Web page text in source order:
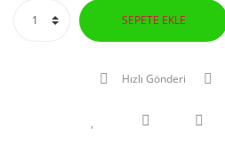
SEPETE EKLE
Hızlı Gönderi